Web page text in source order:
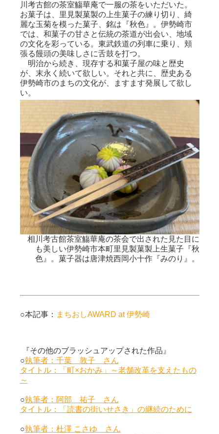
川考古館の茶室觴華庵で一服の茶をいただいた。
お菓子は、里見製菓製の上生菓子の練り切り、綺
麗な玉菊を模った菓子、銘は『秋色』。伊勢崎市
では、和菓子の甘さと伝統の茶道が出会い、地域
の文化を彩っている。東武鉄道の列車に乗り、頬
張る饅頭の美味しさに舌鼓を打つ。
明治から続き、現存する和菓子屋の味と歴史
が、末永く続いて欲しい。それと共に、歴史ある
伊勢崎市のまちの文化が、ますます発展して欲し
い。
相川考古館茶室觴華庵の茶会で出された見た目に
も美しい伊勢崎市本町里見製菓製上生菓子『秋
色』。菓子器は唐津焼西岡小十作『みのり』。
○本記事： まちおしAWARD at 伊勢崎
『その他のブラッシュアップされた作品』
○執筆者：千葉 敦子 さん
タイトル：「町×おかみ」～老舗改革を支えたもの
～
○執筆者：阿部 祐子 さん
タイトル：「読書の街いせさき」の継続のために
○執筆者：杜澤 こさゆ さん